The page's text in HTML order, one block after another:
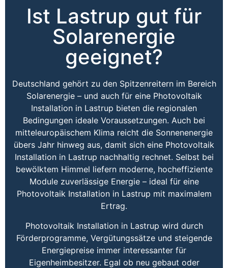
Ist Lastrup gut für
Solarenergie
geeignet?
Deutschland gehört zu den Spitzenreitern im Bereich
Solarenergie – und auch für eine Photovoltaik
Installation in Lastrup bieten die regionalen
Bedingungen ideale Voraussetzungen. Auch bei
mitteleuropäischem Klima reicht die Sonnenenergie
übers Jahr hinweg aus, damit sich eine Photovoltaik
Installation in Lastrup nachhaltig rechnet. Selbst bei
bewölktem Himmel liefern moderne, hocheffiziente
Module zuverlässige Energie – ideal für eine
Photovoltaik Installation in Lastrup mit maximalem
Ertrag.
Photovoltaik Installation in Lastrup wird durch
Förderprogramme, Vergütungssätze und steigende
Energiepreise immer interessanter für
Eigenheimbesitzer. Egal ob neu gebaut oder